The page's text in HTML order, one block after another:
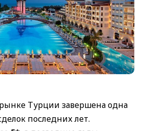
Турции завершена одна
последних лет.